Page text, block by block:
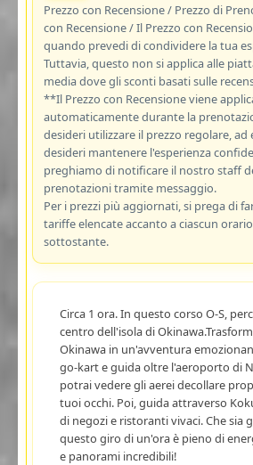
Prezzo con Recensione / Prezzo di
con Recensione / Il Prezzo con
quando prevedi di condividere la tua
Tuttavia, questo non si applica alle
media dove gli sconti basati sulle
**Il Prezzo con Recensione viene
automaticamente durante la
desideri utilizzare il prezzo regolare, ad
desideri mantenere l'esperienza
preghiamo di notificare il nostro staff
prenotazioni tramite messaggio.
Per i prezzi più aggiornati, si prega di
tariffe elencate accanto a ciascun
sottostante.
Circa 1 ora. In questo corso O-S,
centro dell'isola di
Okinawa in un'avventura
go-kart e guida oltre l'aeroporto di
potrai vedere gli aerei decollare
tuoi occhi. Poi, guida attraverso
di negozi e ristoranti vivaci. Che sia
questo giro di un'ora è pieno di
e panorami incredibili!